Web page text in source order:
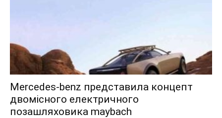
Mercedes-benz представила концепт
двомісного електричного
позашляховика maybach